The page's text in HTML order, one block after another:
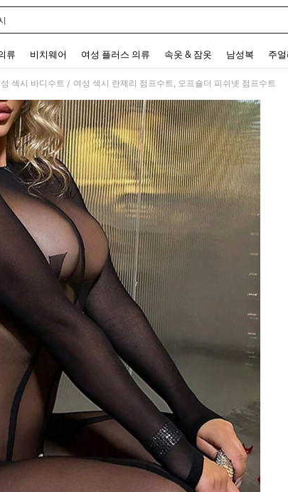
류 비치웨어 여성 플러스 의류 속옷 & 잠옷 남성복 주
섹시 바디수트 / 여성 섹시 란제리 점프수트, 오프숄더 피쉬넷 점프수트